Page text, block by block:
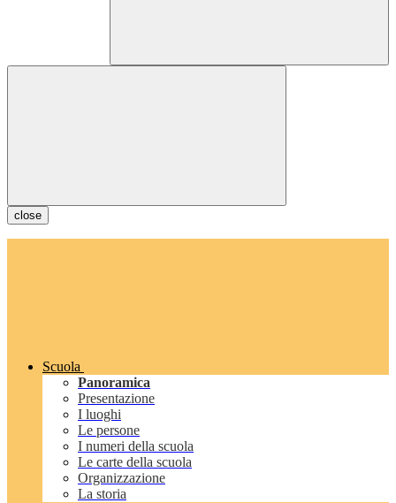
close
Scuola
Panoramica
Presentazione
I luoghi
Le persone
I numeri della scuola
Le carte della scuola
Organizzazione
La storia